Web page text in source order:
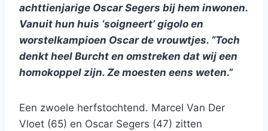
achttienjarige Oscar Segers bij hem inwonen.
Vanuit hun huis ‘soigneert’ gigolo en
worstelkampioen Oscar de vrouwtjes. “Toch
denkt heel Burcht en omstreken dat wij een
homokoppel zijn. Ze moesten eens weten.”
Een zwoele herfstochtend. Marcel Van Der
Vloet (65) en Oscar Segers (47) zitten